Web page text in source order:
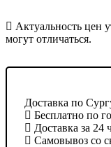
Актуальность цен
могут отличаться.
Доставка по
Бесплатно по
Доставка за 24
Самовывоз со